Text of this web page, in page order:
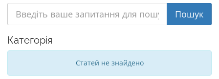
Категорія
Статей не знайдено